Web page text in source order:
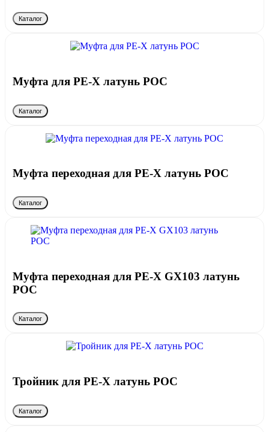
Каталог
Муфта для PE-X латунь РОС
Каталог
Муфта переходная для PE-X латунь РОС
Каталог
Муфта переходная для PE-X GX103 латунь
РОС
Каталог
Тройник для PE-X латунь РОС
Каталог